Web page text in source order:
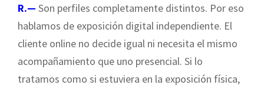
R.— Son perfiles completamente distintos. Por eso
hablamos de exposición digital independiente. El
cliente online no decide igual ni necesita el mismo
acompañamiento que uno presencial. Si lo
tratamos como si estuviera en la exposición física,